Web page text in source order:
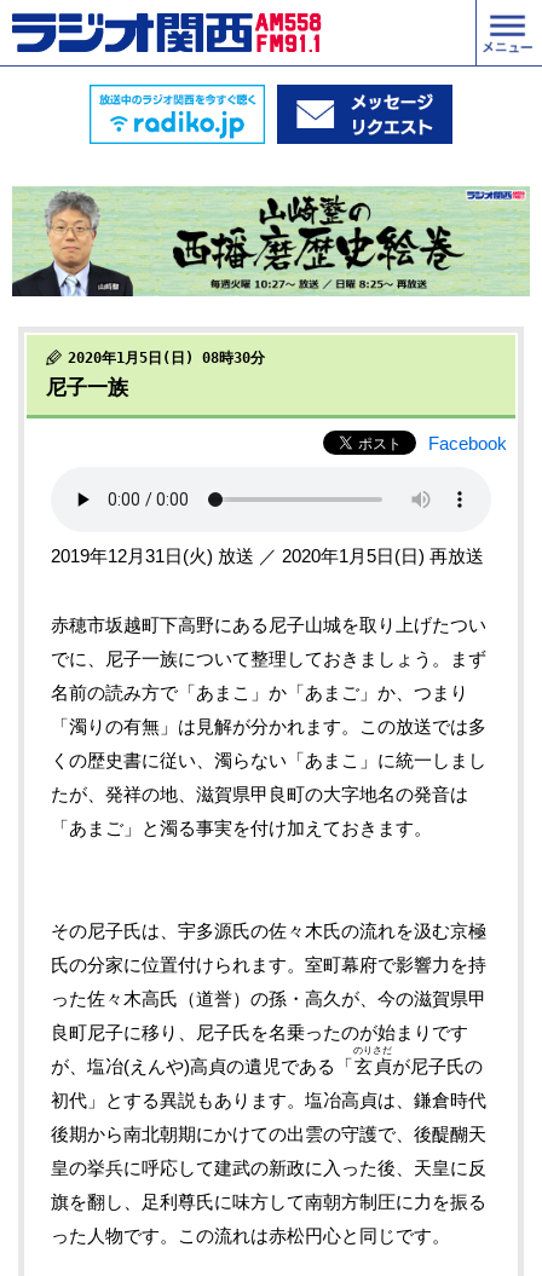
2020年1月5日(日) 08時30分
尼子一族
Facebook
2019年12月31日(火) 放送 ／ 2020年1月5日(日) 再放送
赤穂市坂越町下高野にある尼子山城を取り上げたつい
でに、尼子一族について整理しておきましょう。まず
名前の読み方で「あまこ」か「あまご」か、つまり
「濁りの有無」は見解が分かれます。この放送では多
くの歴史書に従い、濁らない「あまこ」に統一しまし
たが、発祥の地、滋賀県甲良町の大字地名の発音は
「あまご」と濁る事実を付け加えておきます。
その尼子氏は、宇多源氏の佐々木氏の流れを汲む京極
氏の分家に位置付けられます。室町幕府で影響力を持
った佐々木高氏（道誉）の孫・高久が、今の滋賀県甲
良町尼子に移り、尼子氏を名乗ったのが始まりです
が、塩冶(えんや)高貞の遺児である「玄貞
のりさだ
が尼子氏の
初代」とする異説もあります。塩冶高貞は、鎌倉時代
後期から南北朝期にかけての出雲の守護で、後醍醐天
皇の挙兵に呼応して建武の新政に入った後、天皇に反
旗を翻し、足利尊氏に味方して南朝方制圧に力を振る
った人物です。この流れは赤松円心と同じです。